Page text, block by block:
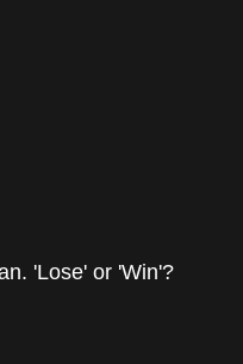
'Lose' or 'Win'?